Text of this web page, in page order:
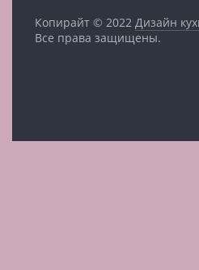
Копирайт © 2022Дизайн
Все права защищены.